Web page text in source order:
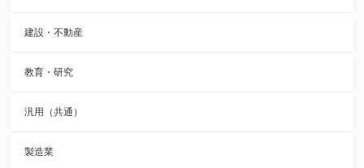
建設・不動産
教育・研究
汎用（共通）
製造業